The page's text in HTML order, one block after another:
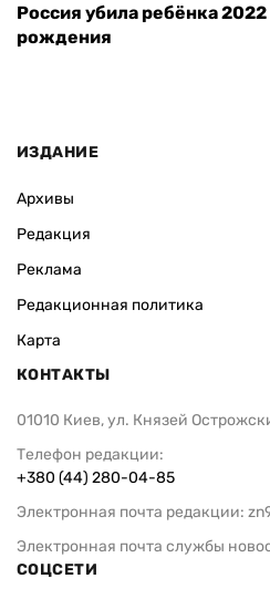
Россия убила ребёнка 2022
рождения
ИЗДАНИЕ
Архивы
Редакция
Реклама
Редакционная политика
Карта
КОНТАКТЫ
01010 Киев, ул. Князей
Телефон редакции:
+380 (44) 280-04-85
Электронная почта редакции:
Электронная почта службы
СОЦСЕТИ